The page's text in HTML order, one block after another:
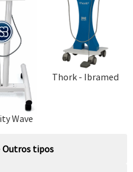
Wave
Thork - Ibramed
Outros tipos